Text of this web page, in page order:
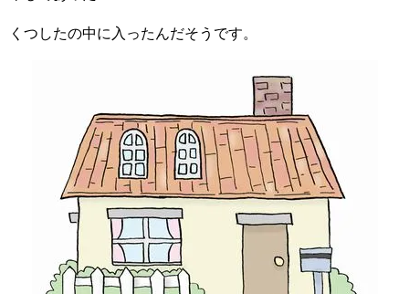
くつしたの中に入ったんだそうです。